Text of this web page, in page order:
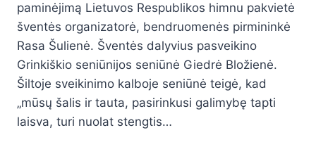
paminėjimą Lietuvos Respublikos himnu pakvietė
šventės organizatorė, bendruomenės pirmininkė
Rasa Šulienė. Šventės dalyvius pasveikino
Grinkiškio seniūnijos seniūnė Giedrė Bložienė.
Šiltoje sveikinimo kalboje seniūnė teigė, kad
„mūsų šalis ir tauta, pasirinkusi galimybę tapti
laisva, turi nuolat stengtis…